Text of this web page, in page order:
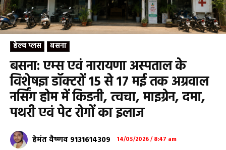
हेल्थ प्लस बसना
बसना: एम्स एवं नारायणा अस्पताल के
विशेषज्ञ डॉक्टरों 15 से 17 मई तक अग्रवाल
नर्सिंग होम में किडनी, त्वचा, माइग्रेन, दमा,
पथरी एवं पेट रोगों का इलाज
हेमंत वैष्णव 9131614309 14/05/2026 / 8:47 am